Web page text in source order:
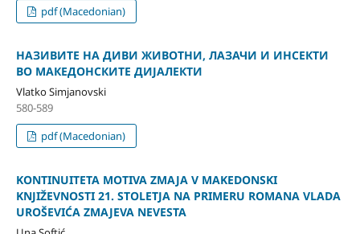
pdf (Macedonian)
НАЗИВИТЕ НА ДИВИ ЖИВОТНИ, ЛАЗАЧИ И ИНСЕКТИ
ВО МАКЕДОНСКИТЕ ДИЈАЛЕКТИ
Vlatko Simjanovski
580-589
pdf (Macedonian)
KONTINUITETA MOTIVA ZMAJA V MAKEDONSKI
KNJIŽEVNOSTI 21. STOLETJA NA PRIMERU ROMANA VLADA
UROŠEVIĆA ZMAJEVA NEVESTA